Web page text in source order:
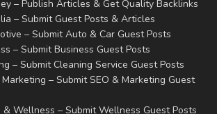
– Publish Articles & Get Quality Backlinks
– Submit Guest Posts & Articles
– Submit Auto & Car Guest Posts
– Submit Business Guest Posts
– Submit Cleaning Service Guest Posts
– Submit SEO & Marketing Guest
Wellness – Submit Wellness Guest Posts